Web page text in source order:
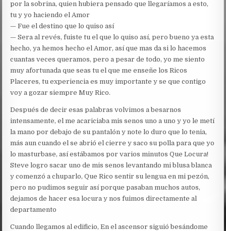
por la sobrina, quien hubiera pensado que llegaríamos a esto,
tu y yo haciendo el Amor
— Fue el destino que lo quiso así
— Sera al revés, fuiste tu el que lo quiso así, pero bueno ya esta
hecho, ya hemos hecho el Amor, así que mas da si lo hacemos
cuantas veces queramos, pero a pesar de todo, yo me siento
muy afortunada que seas tu el que me enseñe los Ricos
Placeres, tu experiencia es muy importante y se que contigo
voy a gozar siempre Muy Rico.
Después de decir esas palabras volvimos a besarnos
intensamente, el me acariciaba mis senos uno a uno y yo le metí
la mano por debajo de su pantalón y note lo duro que lo tenia,
más aun cuando el se abrió el cierre y saco su polla para que yo
lo masturbase, así estábamos por varios minutos Que Locura!
Steve logro sacar uno de mis senos levantando mi blusa blanca
y comenzó a chuparlo, Que Rico sentir su lengua en mi pezón,
pero no pudimos seguir así porque pasaban muchos autos,
dejamos de hacer esa locura y nos fuimos directamente al
departamento
Cuando llegamos al edificio, En el ascensor siguió besándome